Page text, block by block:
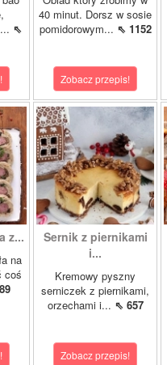
⇖
40 minut. Dorsz w sosie
pomidorowym... ⇖ 1152
Zobacz przepis!
z...
na
coś
Sernik z piernikami
i...
Kremowy pyszny
serniczek z piernikami,
orzechami i... ⇖ 657
Zobacz przepis!